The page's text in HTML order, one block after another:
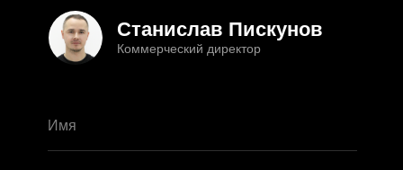
Станислав Пискунов
Коммерческий директор